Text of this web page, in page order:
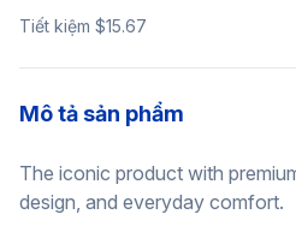
Tiết kiệm $15.67
Mô tả sản phẩm
The iconic product with
design, and everyday comfort.